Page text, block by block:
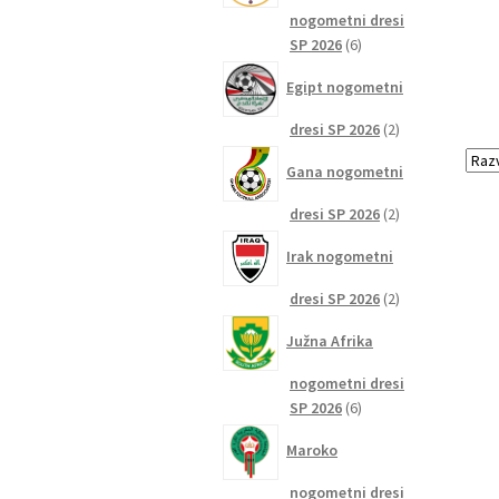
nogometni dresi
SP 2026 66
Egipt nogometni
dresi SP 2026 22
Gana nogometni
dresi SP 2026 22
Irak nogometni
dresi SP 2026 22
Južna Afrika
nogometni dresi
SP 2026 66
Maroko
nogometni dresi